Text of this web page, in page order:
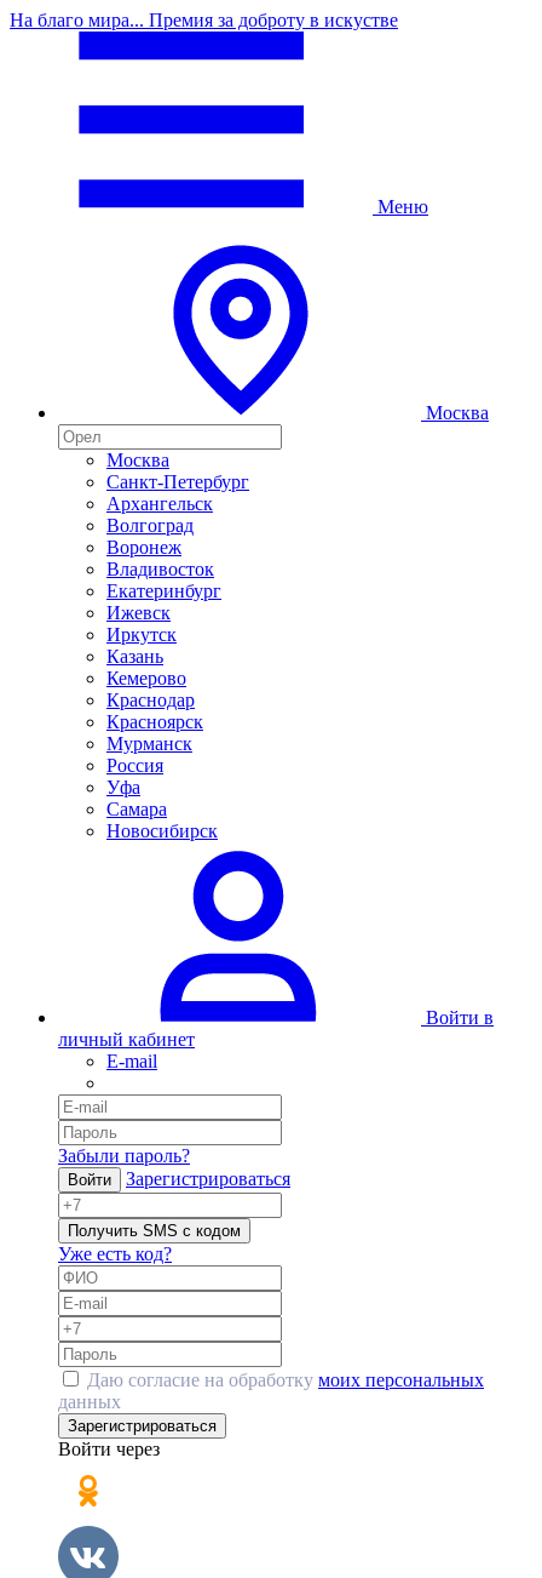
На благо мира... Премия за доброту в искустве
Меню
Москва
Москва
Санкт-Петербург
Архангельск
Волгоград
Воронеж
Владивосток
Екатеринбург
Ижевск
Иркутск
Казань
Кемерово
Краснодар
Красноярск
Мурманск
Россия
Уфа
Самара
Новосибирск
Войти в
личный кабинет
E-mail
Забыли пароль?
Войти Зарегистрироваться
Получить SMS с кодом
Уже есть код?
Даю согласие на обработку моих персональных
данных
Зарегистрироваться
Войти через